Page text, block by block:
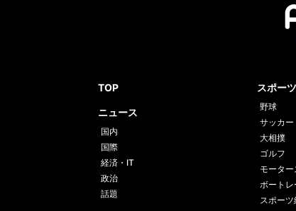
TOP
ニュース
国内
国際
経済・IT
政治
話題
スポーツ
野球
サッカー
大相撲
ゴルフ
モータ
ボートレ
スポーツ